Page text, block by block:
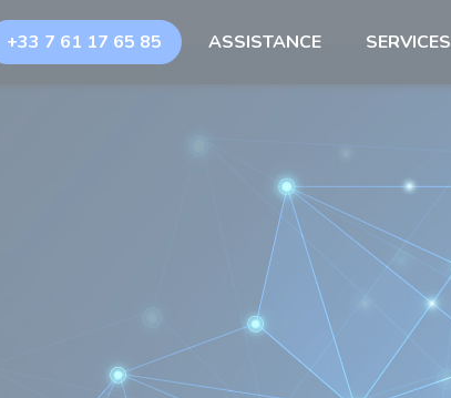
+33 7 61 17 65 85 ASSISTANCE SERVICES